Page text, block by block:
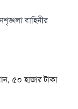
বাহিনীর
, ৫০ হাজার টাকা